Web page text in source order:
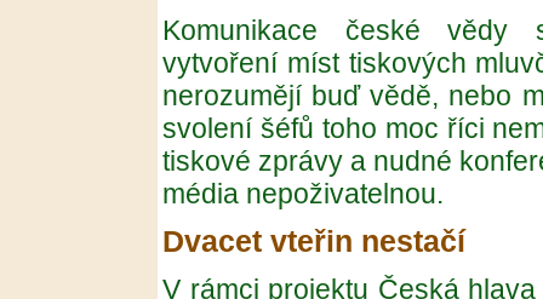
Komunikace české vědy
vytvoření míst tiskových
nerozumějí buď vědě, nebo
svolení šéfů toho moc říci
tiskové zprávy a nudné
média nepoživatelnou.
Dvacet vteřin nestačí
V rámci projektu Česká